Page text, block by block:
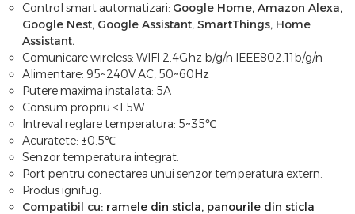
Control smart automatizari: Google Home, Amazon Alexa,
Google Nest, Google Assistant, SmartThings, Home
Assistant.
Comunicare wireless: WIFI 2.4Ghz b/g/n IEEE802.11b/g/n
Alimentare: 95~240V AC, 50~60Hz
Putere maxima instalata: 5A
Consum propriu <1.5W
Intreval reglare temperatura: 5~35℃
Acuratete: ±0.5℃
Senzor temperatura integrat.
Port pentru conectarea unui senzor temperatura extern.
Produs ignifug.
Compatibil cu: ramele din sticla, panourile din sticla